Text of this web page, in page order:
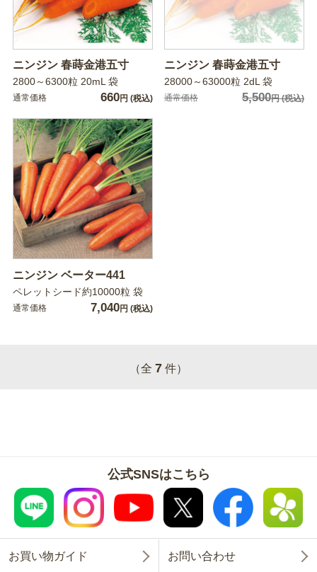
ニンジン 春蒔金港五寸
2800～6300粒 20mL 袋
通常価格 660円 (税込)
ニンジン 春蒔金港五寸
28000～63000粒 2dL 袋
通常価格 5,500円(税込)
ニンジン ベーター441
ペレットシード約10000粒 袋
通常価格 7,040円 (税込)
（全 7 件）
公式SNSはこちら
お買い物ガイド お問い合わせ